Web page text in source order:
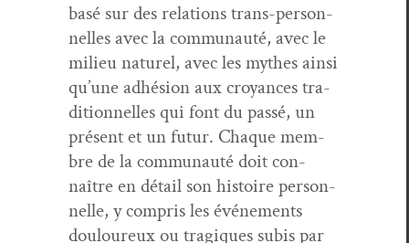
basé sur des rela­tions trans-per­son­
nelles avec la com­mu­nauté, avec le
milieu naturel, avec les mythes ain­si
qu’une adhé­sion aux croy­ances tra­
di­tion­nelles qui font du passé, un
présent et un futur. Chaque mem­
bre de la com­mu­nauté doit con­
naître en détail son his­toire per­son­
nelle, y com­pris les événe­ments
douloureux ou trag­iques subis par